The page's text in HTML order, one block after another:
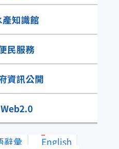
產知識館
民服務
資訊公開
Web2.0
辭彙
English